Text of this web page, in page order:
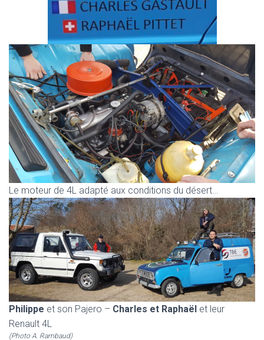
Le moteur de 4L adapté aux conditions du désert…
Philippe et son Pajero – Charles et Raphaël et leur
Renault 4L
(Photo A. Rambaud)